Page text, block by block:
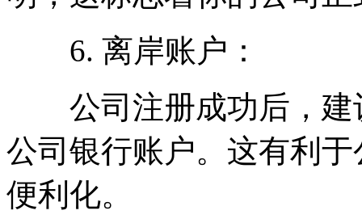
6. 离岸账户：
公司注册成功后，建
公司银行账户。这有利
便利化。